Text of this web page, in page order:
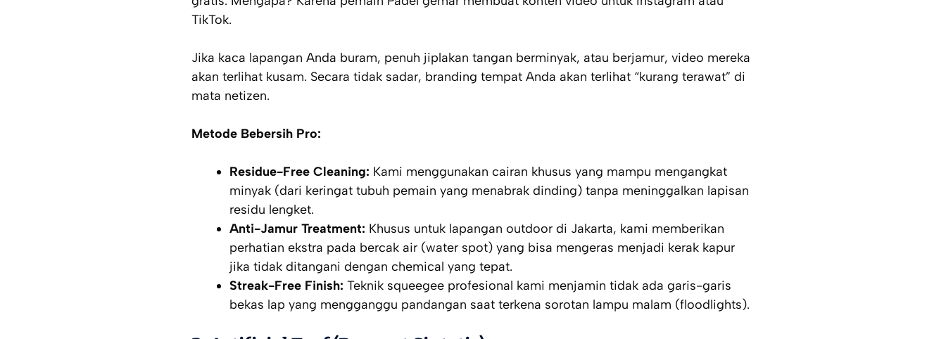
TikTok.
Jika kaca lapangan Anda buram, penuh jiplakan tangan berminyak, atau berjamur, video mereka
akan terlihat kusam. Secara tidak sadar, branding tempat Anda akan terlihat “kurang terawat” di
mata netizen.
Metode Bebersih Pro:
Residue-Free Cleaning: Kami menggunakan cairan khusus yang mampu mengangkat
minyak (dari keringat tubuh pemain yang menabrak dinding) tanpa meninggalkan lapisan
residu lengket.
Anti-Jamur Treatment: Khusus untuk lapangan outdoor di Jakarta, kami memberikan
perhatian ekstra pada bercak air (water spot) yang bisa mengeras menjadi kerak kapur
jika tidak ditangani dengan chemical yang tepat.
Streak-Free Finish: Teknik squeegee profesional kami menjamin tidak ada garis-garis
bekas lap yang mengganggu pandangan saat terkena sorotan lampu malam (floodlights).